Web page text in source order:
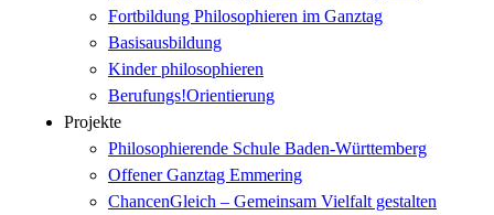
Fortbildung Philosophieren im Ganztag
Basisausbildung
Kinder philosophieren
Berufungs!Orientierung
Projekte
Philosophierende Schule Baden-Württemberg
Offener Ganztag Emmering
ChancenGleich – Gemeinsam Vielfalt gestalten